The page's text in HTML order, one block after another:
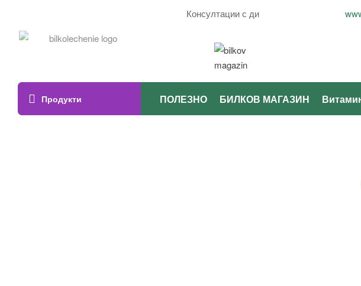
Консултации с диетолог Огнян Симеонов -
Продукти ПОЛЕЗНО БИЛКОВ МАГАЗИН